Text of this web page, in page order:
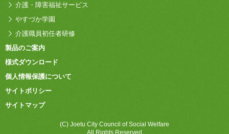
介護・障害福祉サービス
やすづか学園
介護職員初任者研修
製品のご案内
様式ダウンロード
個人情報保護について
サイトポリシー
サイトマップ
(C) Joetu City Council of Social Welfare
All Rights Reserved